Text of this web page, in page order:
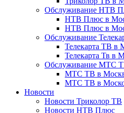
Обслуживание НТВ
НТВ Плюс в
НТВ Плюс в
Обслуживание
Телекарта ТВ в
Телекарта Тв в
Обслуживание МТС
МТС ТВ в
МТС ТВ в
Новости
Новости Триколор ТВ
Новости НТВ Плюс